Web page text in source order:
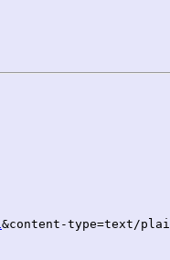
&content-type=text/